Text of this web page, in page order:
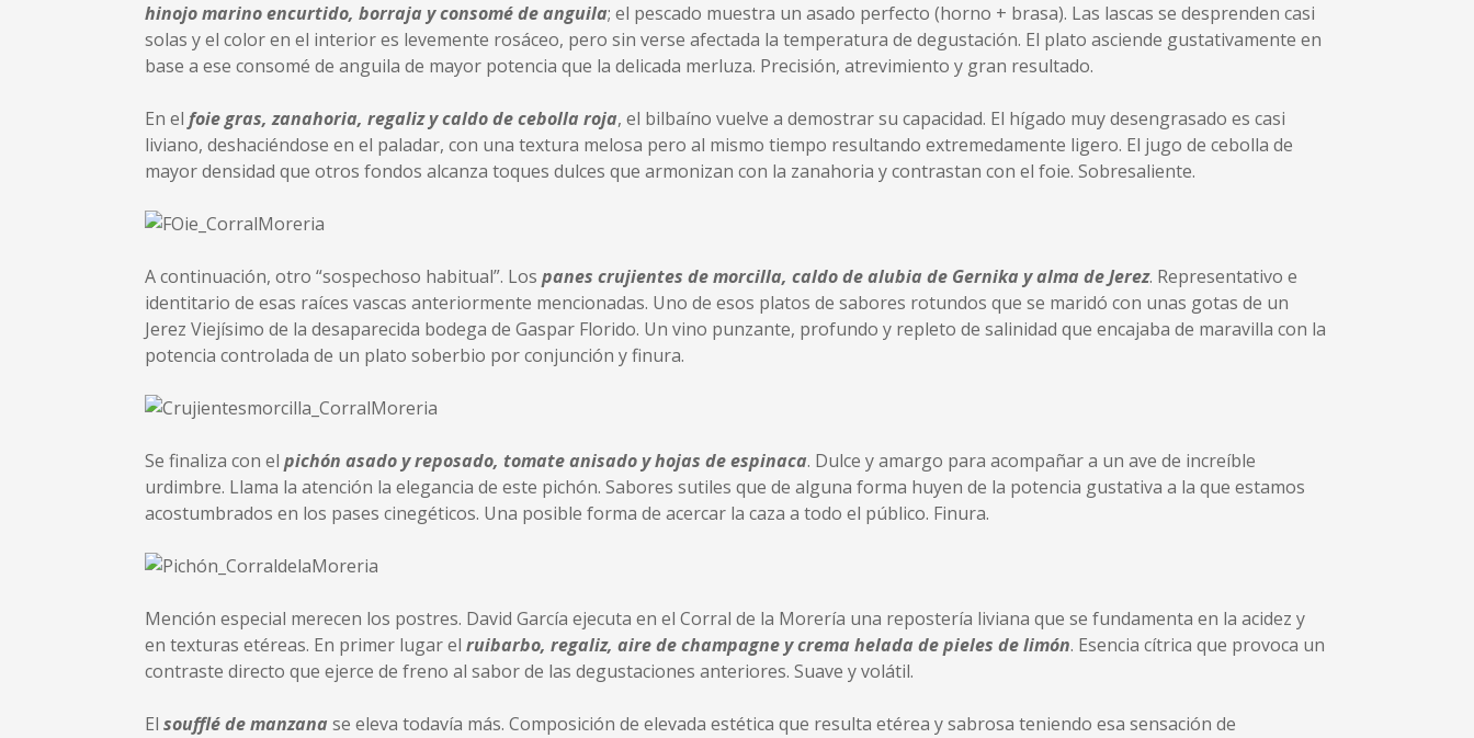
hinojo marino encurtido, borraja y consomé de anguila; el pescado muestra un asado perfecto (horno + brasa). Las lascas se desprenden casi
solas y el color en el interior es levemente rosáceo, pero sin verse afectada la temperatura de degustación. El plato asciende gustativamente en
base a ese consomé de anguila de mayor potencia que la delicada merluza. Precisión, atrevimiento y gran resultado.
En el foie gras, zanahoria, regaliz y caldo de cebolla roja, el bilbaíno vuelve a demostrar su capacidad. El hígado muy desengrasado es casi
liviano, deshaciéndose en el paladar, con una textura melosa pero al mismo tiempo resultando extremedamente ligero. El jugo de cebolla de
mayor densidad que otros fondos alcanza toques dulces que armonizan con la zanahoria y contrastan con el foie. Sobresaliente.
A continuación, otro “sospechoso habitual”. Los panes crujientes de morcilla, caldo de alubia de Gernika y alma de Jerez. Representativo e
identitario de esas raíces vascas anteriormente mencionadas. Uno de esos platos de sabores rotundos que se maridó con unas gotas de un
Jerez Viejísimo de la desaparecida bodega de Gaspar Florido. Un vino punzante, profundo y repleto de salinidad que encajaba de maravilla con la
potencia controlada de un plato soberbio por conjunción y finura.
Se finaliza con el pichón asado y reposado, tomate anisado y hojas de espinaca. Dulce y amargo para acompañar a un ave de increíble
urdimbre. Llama la atención la elegancia de este pichón. Sabores sutiles que de alguna forma huyen de la potencia gustativa a la que estamos
acostumbrados en los pases cinegéticos. Una posible forma de acercar la caza a todo el público. Finura.
Mención especial merecen los postres. David García ejecuta en el Corral de la Morería una repostería liviana que se fundamenta en la acidez y
en texturas etéreas. En primer lugar el ruibarbo, regaliz, aire de champagne y crema helada de pieles de limón. Esencia cítrica que provoca un
contraste directo que ejerce de freno al sabor de las degustaciones anteriores. Suave y volátil.
El soufflé de manzana se eleva todavía más. Composición de elevada estética que resulta etérea y sabrosa teniendo esa sensación de